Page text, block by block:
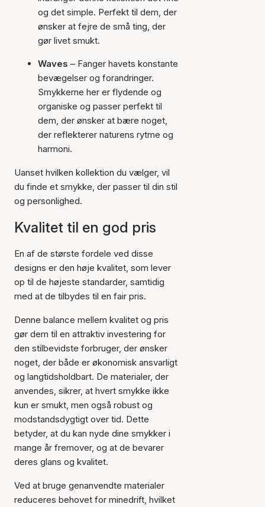
og det simple. Perfekt til dem, der
ønsker at fejre de små ting, der
gør livet smukt.
Waves – Fanger havets konstante
bevægelser og forandringer.
Smykkerne her er flydende og
organiske og passer perfekt til
dem, der ønsker at bære noget,
der reflekterer naturens rytme og
harmoni.
Uanset hvilken kollektion du vælger, vil
du finde et smykke, der passer til din stil
og personlighed.
Kvalitet til en god pris
En af de største fordele ved disse
designs er den høje kvalitet, som lever
op til de højeste standarder, samtidig
med at de tilbydes til en fair pris.
Denne balance mellem kvalitet og pris
gør dem til en attraktiv investering for
den stilbevidste forbruger, der ønsker
noget, der både er økonomisk ansvarligt
og langtidsholdbart. De materialer, der
anvendes, sikrer, at hvert smykke ikke
kun er smukt, men også robust og
modstandsdygtigt over tid. Dette
betyder, at du kan nyde dine smykker i
mange år fremover, og at de bevarer
deres glans og kvalitet.
Ved at bruge genanvendte materialer
reduceres behovet for minedrift, hvilket